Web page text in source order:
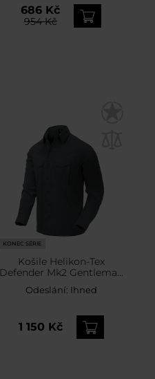
686 Kč
954 Kč
KONEC SÉRIE
Košile Helikon-Tex
Defender Mk2 Gentleman
- Black/Grey Melange
Odeslání: Ihned
1 150 Kč